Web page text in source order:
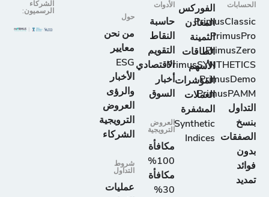
الحسابات
PrimusClassic
PrimusPro
PrimusZero
PrimusSYNTHETICS
PrimusDemo
PrimusPAMM
التداول
بنسخ
الصفقات
بدون
فوائد
تمديد
الفوركس
المعادن
الثمينة
الطاقات
الأسهم
المؤشرات
العملات
المشفرة
Synthetic
Indices
الأدوات
حاسبة
النقاط
التقويم
الاقتصادي
أخبار
السوق
العروض
الترويجية
مكافأة
100%
مكافأة
30%
حول
من نحن
معايير
ESG
الأخبار
والرؤى
العروض
الترويجية
الشركاء
شروط
التداول
عمليات
الشركاء
الرسميون: